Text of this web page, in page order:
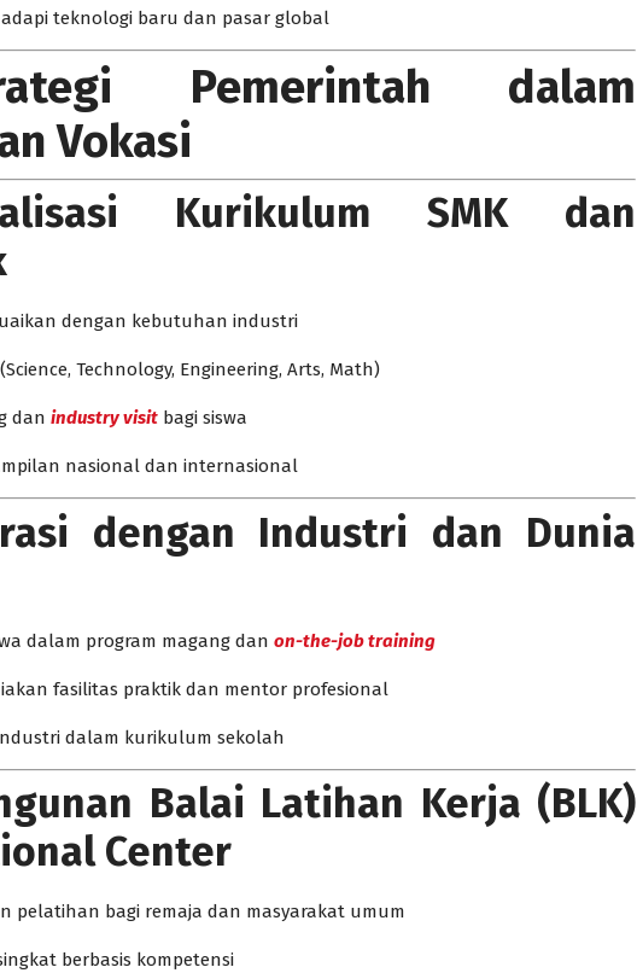
teknologi baru dan pasar global
Pemerintah dalam
Vokasi
Kurikulum SMK dan
dengan kebutuhan industri
Technology, Engineering, Arts, Math)
dan industry visit bagi siswa
nasional dan internasional
dengan Industri dan Dunia
dalam program magang dan on-the-job training
fasilitas praktik dan mentor profesional
dalam kurikulum sekolah
Balai Latihan Kerja (BLK)
Center
pelatihan bagi remaja dan masyarakat umum
berbasis kompetensi